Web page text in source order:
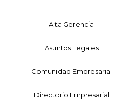
Alta Gerencia
Asuntos Legales
Comunidad Empresarial
Directorio Empresarial